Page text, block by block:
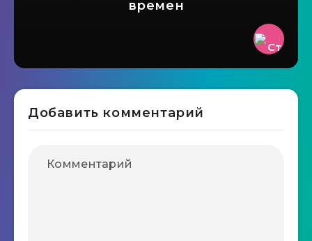
времен
Добавить комментарий